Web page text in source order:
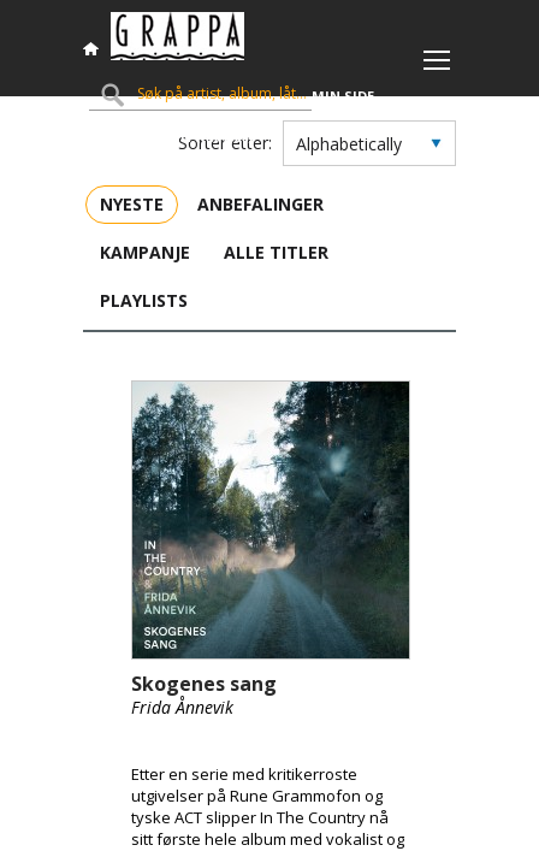
MIN SIDE
HANDLEVOGN (KR0,00)
Sorter etter:
NYESTE ANBEFALINGER
KAMPANJE ALLE TITLER
PLAYLISTS
Skogenes sang
Frida Ånnevik
Etter en serie med kritikerroste
utgivelser på Rune Grammofon og
tyske ACT slipper In The Country nå
sitt første hele album med vokalist og